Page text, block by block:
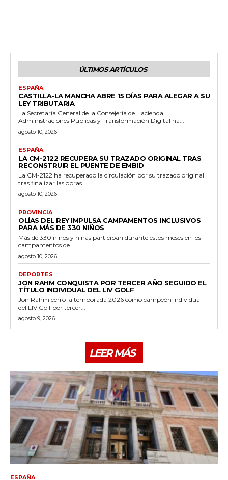
ÚLTIMOS ARTÍCULOS
ESPAÑA
CASTILLA-LA MANCHA ABRE 15 DÍAS PARA ALEGAR A SU
LEY TRIBUTARIA
La Secretaría General de la Consejería de Hacienda,
Administraciones Públicas y Transformación Digital ha...
agosto 10, 2026
ESPAÑA
LA CM-2122 RECUPERA SU TRAZADO ORIGINAL TRAS
RECONSTRUIR EL PUENTE DE EMBID
La CM-2122 ha recuperado la circulación por su trazado original
tras finalizar las obras...
agosto 10, 2026
PROVINCIA
OLÍAS DEL REY IMPULSA CAMPAMENTOS INCLUSIVOS
PARA MÁS DE 330 NIÑOS
Más de 330 niños y niñas participan durante estos meses en los
campamentos de...
agosto 10, 2026
DEPORTES
JON RAHM CONQUISTA POR TERCER AÑO SEGUIDO EL
TÍTULO INDIVIDUAL DEL LIV GOLF
Jon Rahm cerró la temporada 2026 como campeón individual
del LIV Golf por tercer...
agosto 9, 2026
LEER MÁS
ESPAÑA